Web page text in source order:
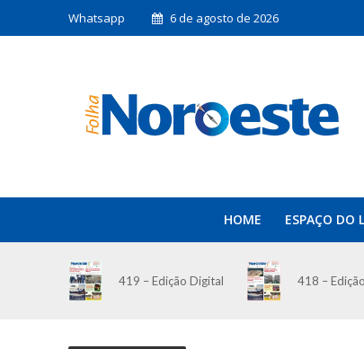
Whatsapp 6 de agosto de 2026
HOME ESPAÇO DO
419 – Edição Digital 418 –